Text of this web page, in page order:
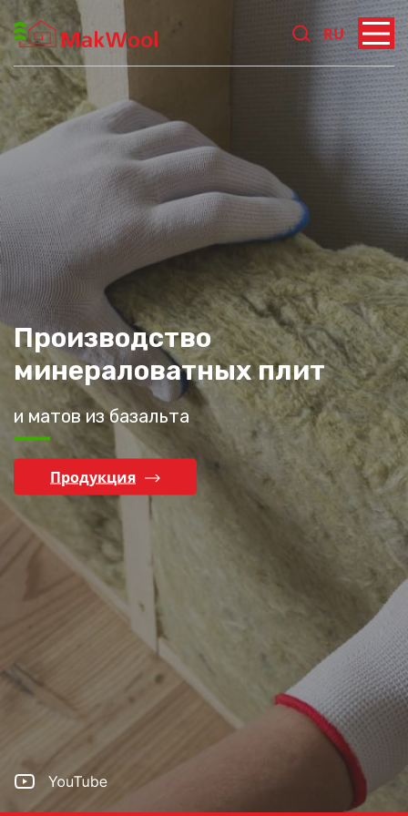
RU
Производство
минераловатных плит
и матов из базальта
Продукция